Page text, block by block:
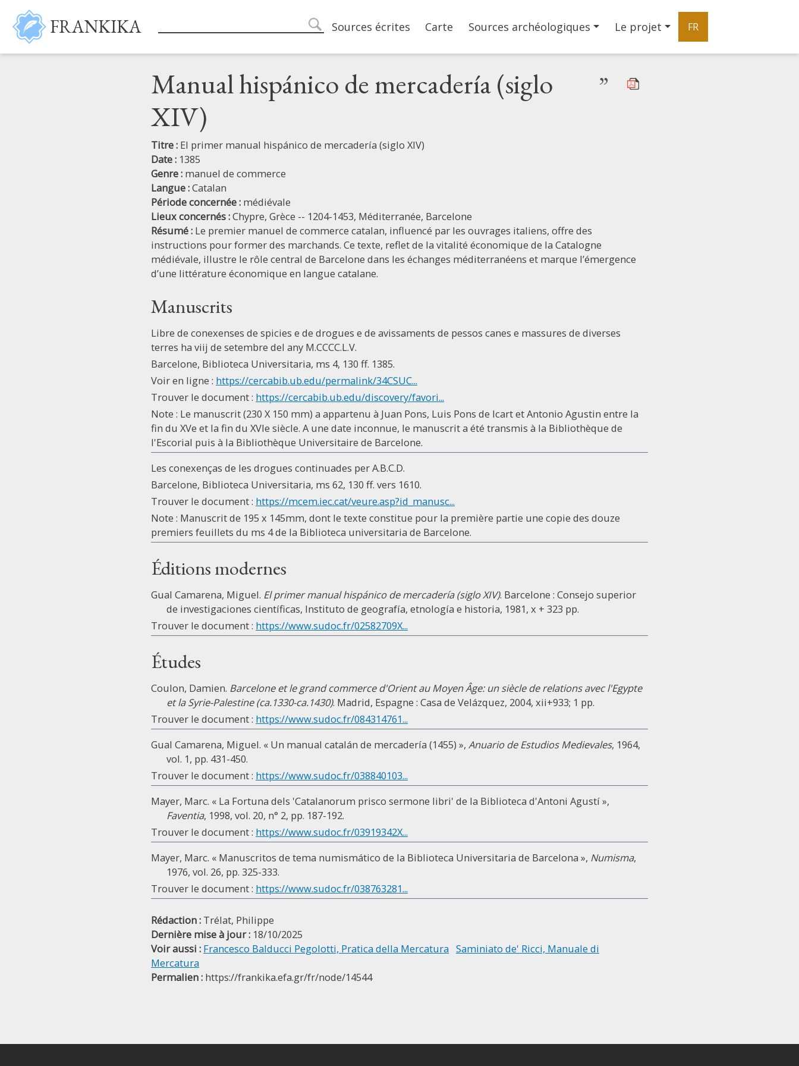
Aller au contenu principal
FRANKIKA search
Main navigation
Sources écrites Carte Sources archéologiques Le projet FR
Manual hispánico de mercadería (siglo
XIV)
”
Titre : El primer manual hispánico de mercadería (siglo XIV)
Date : 1385
Genre : manuel de commerce
Langue :Catalan
Période concernée : médiévale
Lieux concernés :Chypre, Grèce -- 1204-1453, Méditerranée, Barcelone
Résumé : Le premier manuel de commerce catalan, influencé par les ouvrages italiens, offre des
instructions pour former des marchands. Ce texte, reflet de la vitalité économique de la Catalogne
médiévale, illustre le rôle central de Barcelone dans les échanges méditerranéens et marque l’émergence
d’une littérature économique en langue catalane.
Manuscrits
Libre de conexenses de spicies e de drogues e de avissaments de pessos canes e massures de diverses
terres ha viij de setembre del any M.CCCC.L.V.
Barcelone, Biblioteca Universitaria, ms 4, 130 ff. 1385.
Voir en ligne : https://cercabib.ub.edu/permalink/34CSUC...
Trouver le document : https://cercabib.ub.edu/discovery/favori...
Note : Le manuscrit (230 X 150 mm) a appartenu à Juan Pons, Luis Pons de Icart et Antonio Agustin entre la
fin du XVe et la fin du XVIe siècle. A une date inconnue, le manuscrit a été transmis à la Bibliothèque de
l'Escorial puis à la Bibliothèque Universitaire de Barcelone.
Les conexenças de les drogues continuades per A.B.C.D.
Barcelone, Biblioteca Universitaria, ms 62, 130 ff. vers 1610.
Trouver le document : https://mcem.iec.cat/veure.asp?id_manusc...
Note : Manuscrit de 195 x 145mm, dont le texte constitue pour la première partie une copie des douze
premiers feuillets du ms 4 de la Biblioteca universitaria de Barcelone.
Éditions modernes
Gual Camarena, Miguel. El primer manual hispánico de mercadería (siglo XIV). Barcelone : Consejo superior
de investigaciones científicas, Instituto de geografía, etnología e historia, 1981, x + 323 pp.
Trouver le document : https://www.sudoc.fr/02582709X...
Études
Coulon, Damien. Barcelone et le grand commerce d'Orient au Moyen Âge: un siècle de relations avec l'Egypte
et la Syrie-Palestine (ca.1330-ca.1430). Madrid, Espagne : Casa de Velázquez, 2004, xii+933; 1 pp.
Trouver le document : https://www.sudoc.fr/084314761...
Gual Camarena, Miguel. « Un manual catalán de mercadería (1455) », Anuario de Estudios Medievales, 1964,
vol. 1, pp. 431-450.
Trouver le document : https://www.sudoc.fr/038840103...
Mayer, Marc. « La Fortuna dels 'Catalanorum prisco sermone libri' de la Biblioteca d'Antoni Agustí »,
Faventia, 1998, vol. 20, n° 2, pp. 187-192.
Trouver le document : https://www.sudoc.fr/03919342X...
Mayer, Marc. « Manuscritos de tema numismático de la Biblioteca Universitaria de Barcelona », Numisma,
1976, vol. 26, pp. 325-333.
Trouver le document : https://www.sudoc.fr/038763281...
Rédaction : Trélat, Philippe
Dernière mise à jour : 18/10/2025
Voir aussi : Francesco Balducci Pegolotti, Pratica della Mercatura Saminiato de' Ricci, Manuale di
Mercatura
Permalien : https://frankika.efa.gr/fr/node/14544